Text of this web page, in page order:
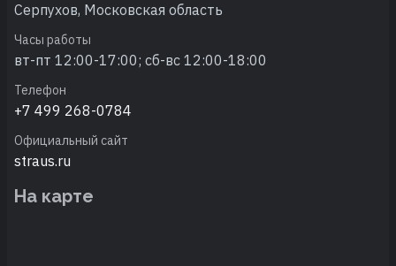
Серпухов, Московская область
Часы работы
вт-пт 12:00-17:00; сб-вс 12:00-18:00
Телефон
+7 499 268-0784
Официальный сайт
straus.ru
На карте